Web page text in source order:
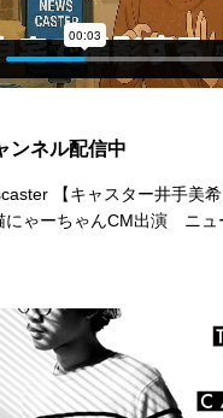
ンネル配信中
【キャスター井手美
にゃーちゃんCM出演 ニ